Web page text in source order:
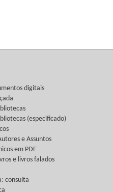
digitais
(especificado)
e Assuntos
em PDF
e livros falados
consulta